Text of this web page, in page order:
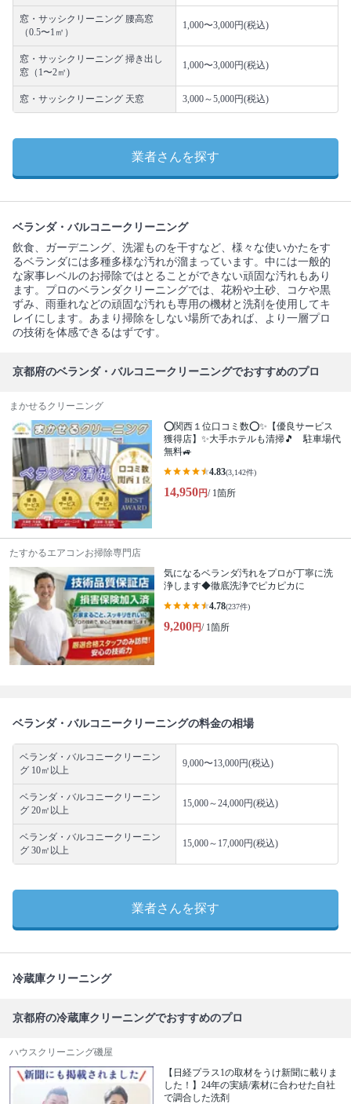
窓・サッシクリーニング 腰高窓
（0.5〜1㎡）
1,000〜3,000円(税込)
窓・サッシクリーニング 掃き出し
窓（1〜2㎡)
1,000〜3,000円(税込)
窓・サッシクリーニング 天窓 3,000～5,000円(税込)
業者さんを探す
ベランダ・バルコニークリーニング
飲食、ガーデニング、洗濯ものを干すなど、様々な使いかたをす
るベランダには多種多様な汚れが溜まっています。中には一般的
な家事レベルのお掃除ではとることができない頑固な汚れもあり
ます。プロのベランダクリーニングでは、花粉や土砂、コケや黒
ずみ、雨垂れなどの頑固な汚れも専用の機材と洗剤を使用してキ
レイにします。あまり掃除をしない場所であれば、より一層プロ
の技術を体感できるはずです。
京都府のベランダ・バルコニークリーニングでおすすめのプロ
まかせるクリーニング
⭕関西１位口コミ数⭕✨【優良サービス
獲得店】✨大手ホテルも清掃🎵 駐車場代
無料🚙
4.83(3,142件)
14,950円/ 1箇所
たすかるエアコンお掃除専門店
気になるベランダ汚れをプロが丁寧に洗
浄します◆徹底洗浄でピカピカに
4.78(237件)
9,200円/ 1箇所
ベランダ・バルコニークリーニングの料金の相場
ベランダ・バルコニークリーニン
グ 10㎡以上
9,000〜13,000円(税込)
ベランダ・バルコニークリーニン
グ 20㎡以上
15,000～24,000円(税込)
ベランダ・バルコニークリーニン
グ 30㎡以上
15,000～17,000円(税込)
業者さんを探す
冷蔵庫クリーニング
京都府の冷蔵庫クリーニングでおすすめのプロ
ハウスクリーニング磯屋
【日経プラス1の取材をうけ新聞に載りま
した！】24年の実績/素材に合わせた自社
で調合した洗剤